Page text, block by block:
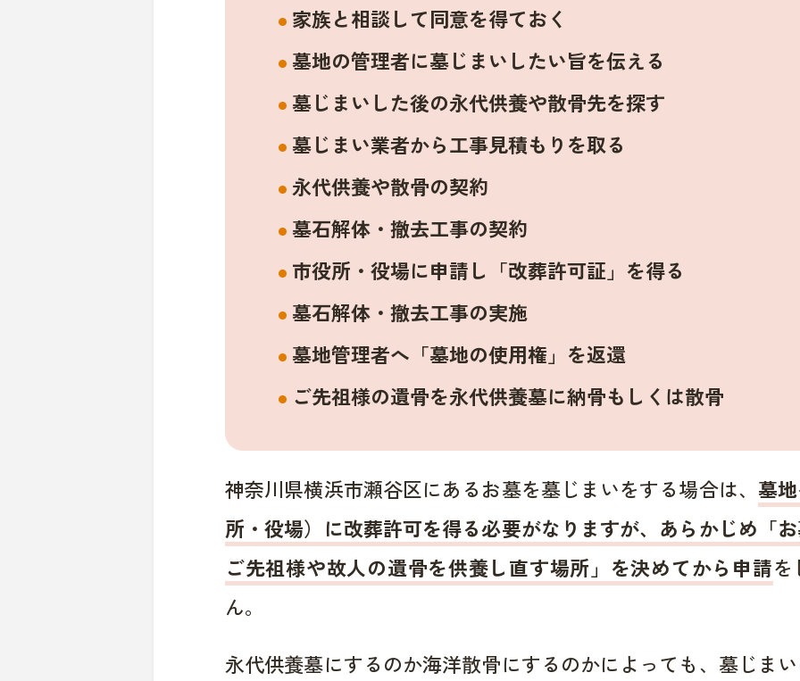
家族と相談して同意を得ておく
墓地の管理者に墓じまいしたい旨を伝える
墓じまいした後の永代供養や散骨先を探す
墓じまい業者から工事見積もりを取る
永代供養や散骨の契約
墓石解体・撤去工事の契約
市役所・役場に申請し「改葬許可証」を得る
墓石解体・撤去工事の実施
墓地管理者へ「墓地の使用権」を返還
ご先祖様の遺骨を永代供養墓に納骨もしくは散骨
神奈川県横浜市瀬谷区にあるお墓を墓じまいをする場合は、 墓
所・役場）に改葬許可を得る必要がなりますが、あらかじめ「
ご先祖様や故人の遺骨を供養し直す場所」を決めてから申請
ん。
永代供養墓にするのか海洋散骨にするのかによっても、墓じま